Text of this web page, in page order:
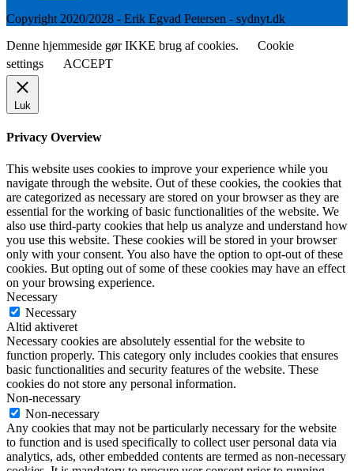
Copyright 2020/2028 - Erik Egvad Petersen - sydnyt.dk
Denne hjemmeside gør IKKE brug af cookies.
Cookie
settings
ACCEPT
Luk
Privacy Overview
This website uses cookies to improve your experience while you
navigate through the website. Out of these cookies, the cookies that
are categorized as necessary are stored on your browser as they are
essential for the working of basic functionalities of the website. We
also use third-party cookies that help us analyze and understand how
you use this website. These cookies will be stored in your browser
only with your consent. You also have the option to opt-out of these
cookies. But opting out of some of these cookies may have an effect
on your browsing experience.
Necessary
Necessary
Altid aktiveret
Necessary cookies are absolutely essential for the website to
function properly. This category only includes cookies that ensures
basic functionalities and security features of the website. These
cookies do not store any personal information.
Non-necessary
Non-necessary
Any cookies that may not be particularly necessary for the website
to function and is used specifically to collect user personal data via
analytics, ads, other embedded contents are termed as non-necessary